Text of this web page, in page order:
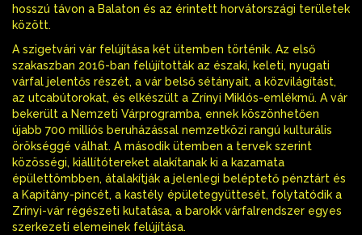
hosszú távon a Balaton és az érintett horvátországi területek
között.
A szigetvári vár felújítása két ütemben történik. Az első
szakaszban 2016-ban felújították az északi, keleti, nyugati
várfal jelentős részét, a vár belső sétányait, a közvilágítást,
az utcabútorokat, és elkészült a Zrínyi Miklós-emlékmű. A vár
bekerült a Nemzeti Várprogramba, ennek köszönhetően
újabb 700 milliós beruházással nemzetközi rangú kulturális
örökséggé válhat. A második ütemben a tervek szerint
közösségi, kiállítótereket alakítanak ki a kazamata
épülettömbben, átalakítják a jelenlegi beléptető pénztárt és
a Kapitány-pincét, a kastély épületegyüttesét, folytatódik a
Zrínyi-vár régészeti kutatása, a barokk várfalrendszer egyes
szerkezeti elemeinek felújítása.